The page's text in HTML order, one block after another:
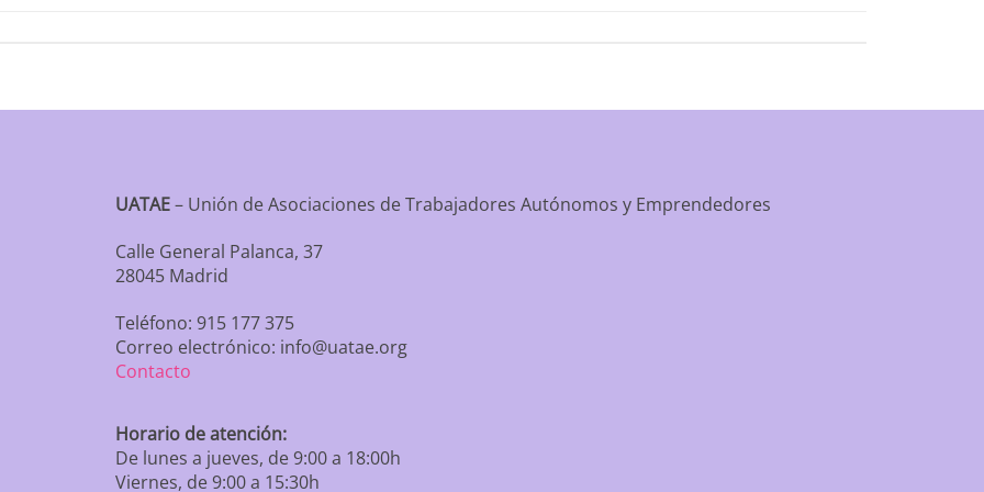
UATAE– Unión de Asociaciones de Trabajadores Autónomos y Emprendedores
Calle General Palanca, 37
28045 Madrid
Teléfono: 915 177 375
Correo electrónico: info@uatae.org
Contacto
Horario de atención:
De lunes a jueves, de 9:00 a 18:00h
Viernes, de 9:00 a 15:30h